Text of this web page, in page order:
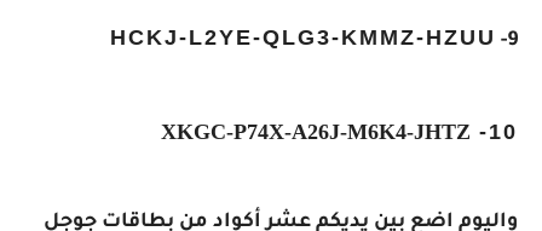
9-
HCKJ-L2YE-QLG3-KMMZ-HZUU
10-
XKGC-P74X-A26J-M6K4-JHTZ
واليوم اضع بين يديكم عشر أكواد من بطاقات جوجل